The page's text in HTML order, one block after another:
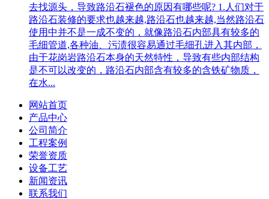
去找源头，导致路沿石褪色的原因有哪些呢? 1.人们对于
路沿石装修的要求也越来越,路沿石也越来越,当然路沿石
使用中并不是一成不变的，就像路沿石内部具有较多的
毛细管道,各种油、污渍很容易通过毛细孔进入其内部，
由于花岗岩路沿石本身的天然特性，导致有些内部结构
是不可以改变的，路沿石内部含有较多的含铁矿物质，
在水...
网站首页
产品中心
公司简介
工程案例
荣誉资质
设备工艺
新闻资讯
联系我们